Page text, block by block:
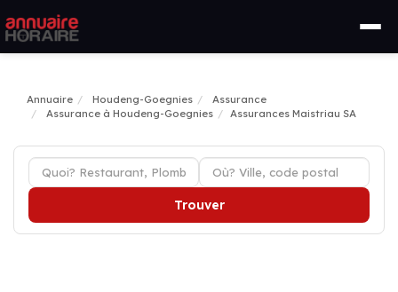
Annuaire Houdeng-Goegnies
Assurance
Assurance à Houdeng-Goegnies
Assurances Maistriau SA
Trouver